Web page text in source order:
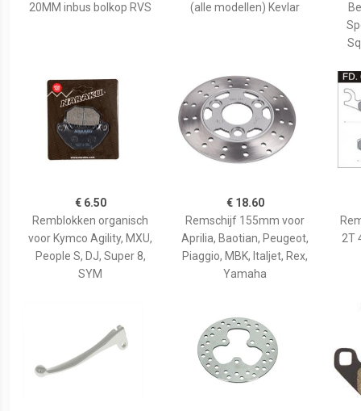
20MM inbus bolkop RVS
(alle modellen) Kevlar
€ 6.50
Remblokken organisch
voor Kymco Agility, MXU,
People S, DJ, Super 8,
SYM
€ 18.60
Remschijf 155mm voor
Aprilia, Baotian, Peugeot,
Piaggio, MBK, Italjet, Rex,
Yamaha
2T